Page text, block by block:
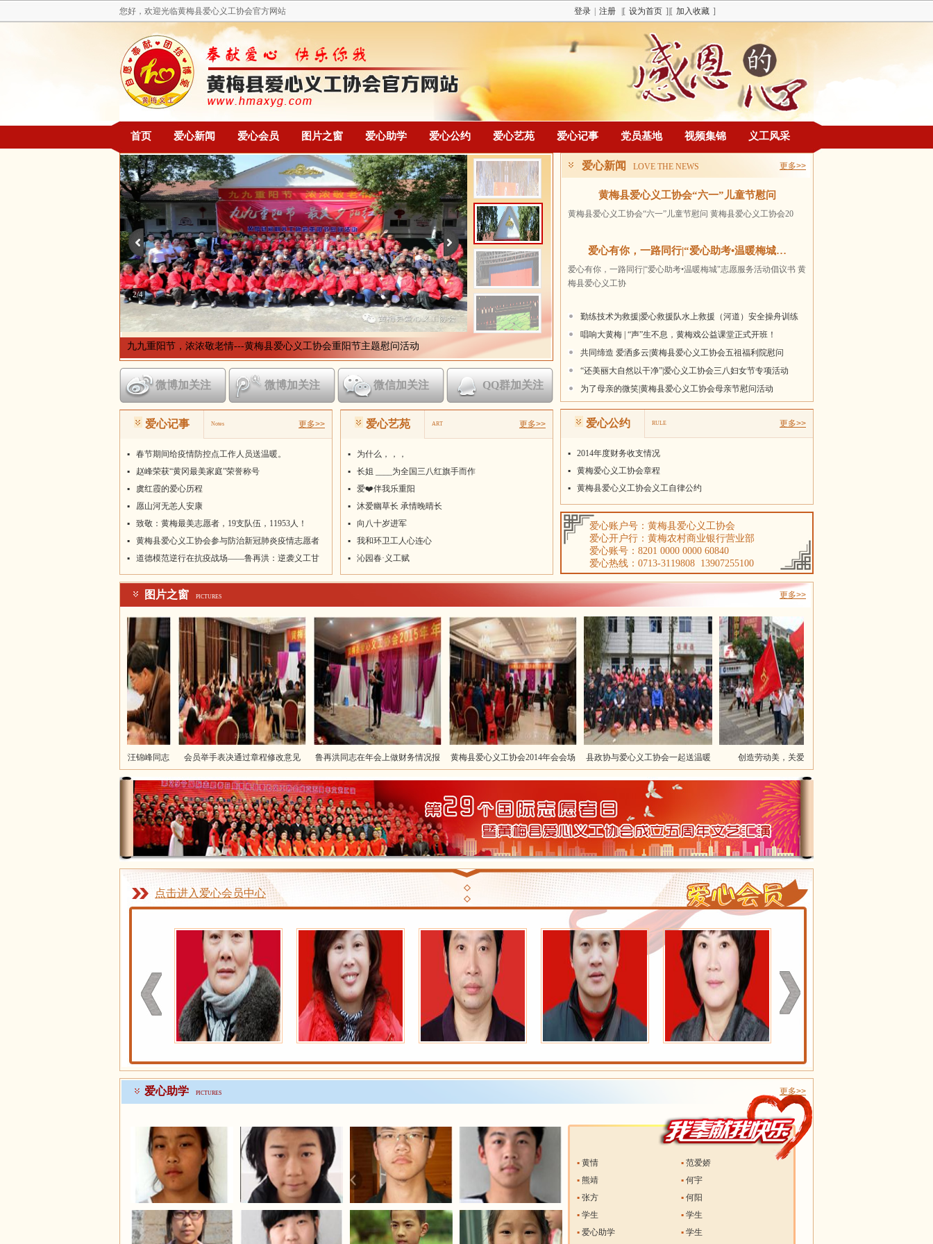
您好，欢迎光临黄梅县爱心义工协会官方网站 登录 注册 |[ 设为首页 ]|[ 加入收藏 ]
首页 爱心新闻 爱心会员 图片之窗 爱心助学 爱心公约 爱心艺苑 爱心记事 党员基地 视频集锦 义工风采
2/4
九九重阳节，浓浓敬老情---黄梅县爱心义工协会重阳节主题慰问活动
微博加关注 微博加关注 微信加关注 QQ群加关注
更多>>
爱心记事 Notes
▪
春节期间给疫情防控点工作人员送温暖。
▪
赵峰荣获“黄冈最美家庭”荣誉称号
▪
虞红霞的爱心历程
▪
愿山河无恙人安康
▪
致敬：黄梅最美志愿者，19支队伍，11953人！
▪
黄梅县爱心义工协会参与防治新冠肺炎疫情志愿者
名单
▪
道德模范逆行在抗疫战场——鲁再洪：逆袭义工甘
挥汗，倾情抗疫献丹心
更多>>
爱心艺苑 ART
▪
为什么，，，
▪
长姐 ____为全国三八红旗手而作
▪
爱❤️伴我乐重阳
▪
沐爱幽草长 承情晚晴长
▪
向八十岁进军
▪
我和环卫工人心连心
▪
沁园春·义工赋
更多>>
爱心新闻 LOVE THE NEWS
黄梅县爱心义工协会“六一”儿童节慰问
黄梅县爱心义工协会“六一”儿童节慰问 黄梅县爱心义工协会20
爱心有你，一路同行|“爱心助考•温暖梅城…
爱心有你，一路同行|“爱心助考•温暖梅城"志愿服务活动倡议书 黄
梅县爱心义工协
唱响大黄梅 | “声”生不息，黄梅戏公益课堂正式开班！
共同缔造 爱洒多云|黄梅县爱心义工协会五祖福利院慰问
“还美丽大自然以干净”|爱心义工协会三八妇女节专项活动
为了母亲的微笑|黄梅县爱心义工协会母亲节慰问活动
更多>>
爱心公约 RULE
▪
2014年度财务收支情况
▪
黄梅爱心义工协会章程
▪
黄梅县爱心义工协会义工自律公约
爱心账户号：黄梅县爱心义工协会
爱心开户行：黄梅农村商业银行营业部
爱心账号：8201 0000 0000 60840
爱心热线：0713-3119808 13907255100
更多>>
图片之窗 PICTURES
鲁再洪与县总工会主席汪锦峰同志
会员举手表决通过章程修改意见
鲁再洪同志在年会上做财务情况报
告
黄梅县爱心义工协会2014年会会场 县政协与爱心义工协会一起送温暖 创造劳动美，关爱劳动者
点击进入爱心会员中心
刘昭斌 王小林
更多>>
爱心助学 PICTURES
▪ 黄情 ▪ 范爱娇
▪ 熊靖 ▪ 何宇
▪ 张方 ▪ 何阳
▪ 学生 ▪ 学生
▪ 爱心助学 ▪ 学生